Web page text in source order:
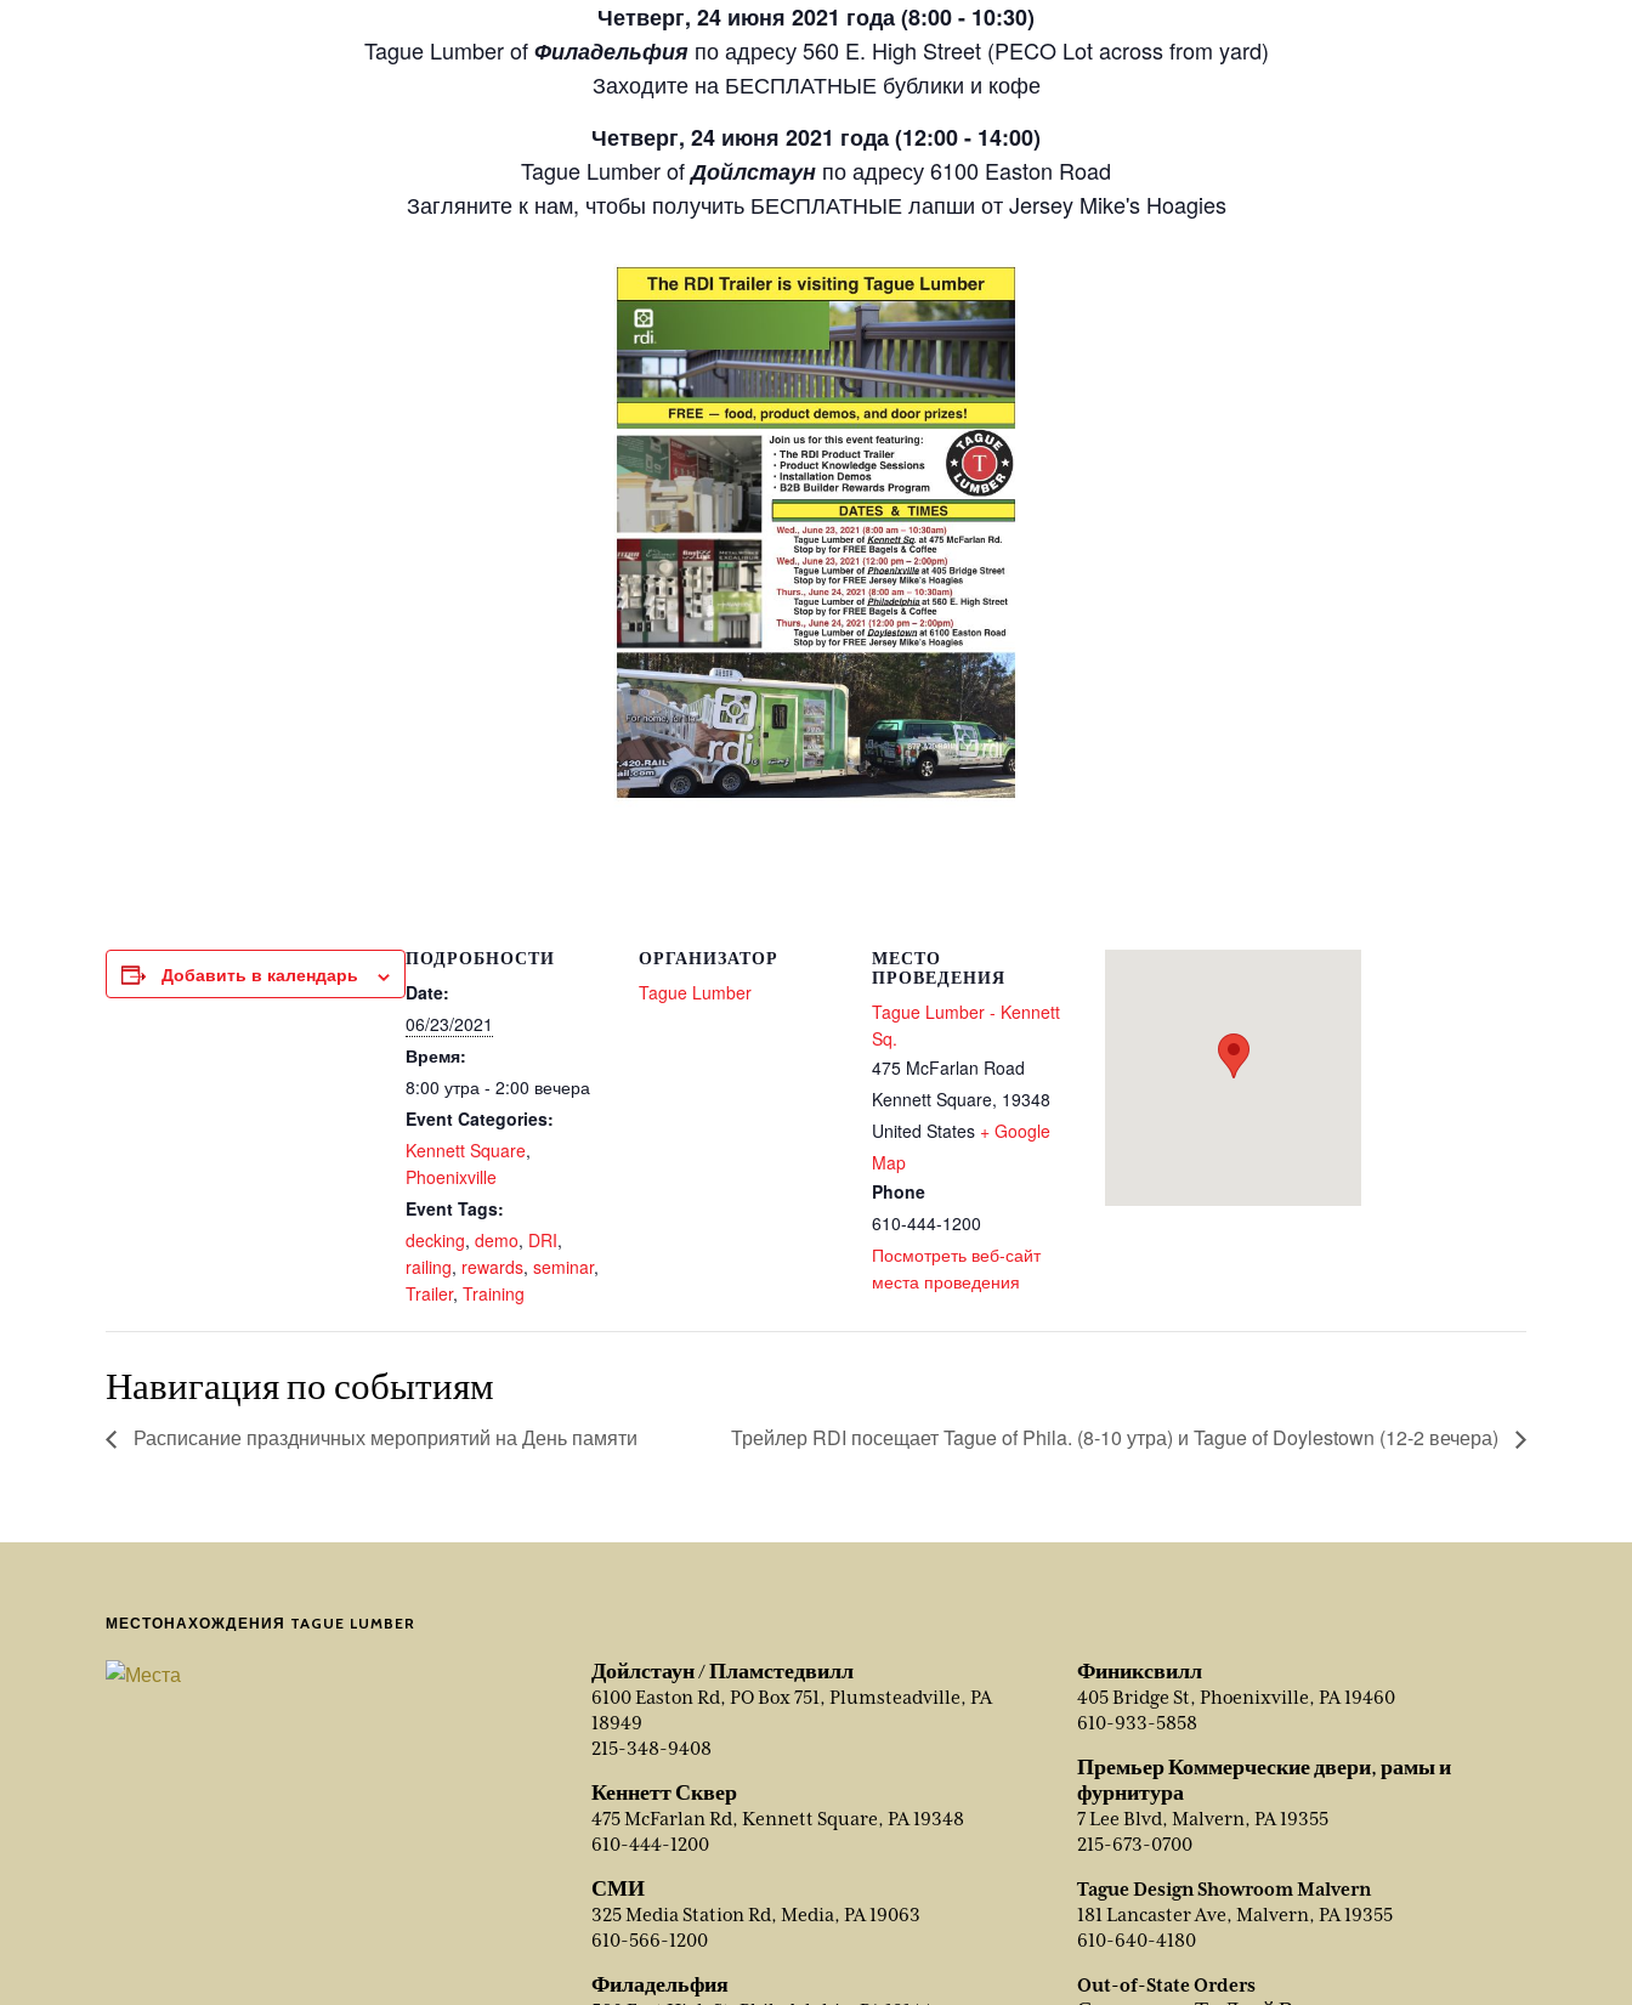
Четверг, 24 июня 2021 года (8:00 - 10:30)
Tague Lumber ofФиладельфия по адресу 560 E. High Street (PECO Lot across from yard)
Заходите на БЕСПЛАТНЫЕ бублики и кофе
Четверг, 24 июня 2021 года (12:00 - 14:00)
Tague Lumber ofДойлстаун по адресу 6100 Easton Road
Загляните к нам, чтобы получить БЕСПЛАТНЫЕ лапши от Jersey Mike's Hoagies
Добавить в календарь
ПОДРОБНОСТИ
Date:
06/23/2021
Время:
8:00 утра - 2:00 вечера
Event Categories:
Kennett Square,
Phoenixville
Event Tags:
decking, demo, DRI,
railing, rewards, seminar,
Trailer, Training
ОРГАНИЗАТОР
Tague Lumber
МЕСТО
ПРОВЕДЕНИЯ
Tague Lumber - Kennett
Sq.
475 McFarlan Road
Kennett Square, 19348
United States + Google
Map
Phone
610-444-1200
Посмотреть веб-сайт
места проведения
Навигация по событиям
Расписание праздничных мероприятий на День памяти Трейлер RDI посещает Tague of Phila. (8-10 утра) и Tague of Doylestown (12-2 вечера)
МЕСТОНАХОЖДЕНИЯ TAGUE LUMBER
Дойлстаун / Пламстедвилл
6100 Easton Rd, PO Box 751, Plumsteadville, PA
18949
215-348-9408
Кеннетт Сквер
475 McFarlan Rd, Kennett Square, PA 19348
610-444-1200
СМИ
325 Media Station Rd, Media, PA 19063
610-566-1200
Филадельфия
Финиксвилл
405 Bridge St, Phoenixville, PA 19460
610-933-5858
Премьер Коммерческие двери, рамы и
фурнитура
7 Lee Blvd, Malvern, PA 19355
215-673-0700
Tague Design Showroom Malvern
181 Lancaster Ave, Malvern, PA 19355
610-640-4180
Out-of-State Orders